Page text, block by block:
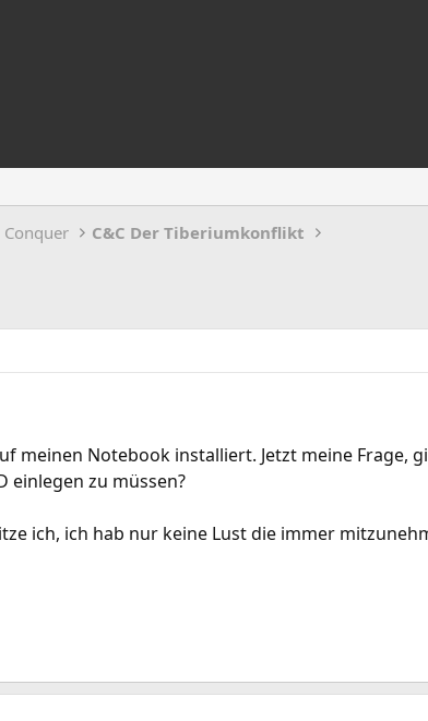
Conquer C&C Der Tiberiumkonflikt
meinen Notebook installiert. Jetzt meine Frage,
einlegen zu müssen?
ich, ich hab nur keine Lust die immer